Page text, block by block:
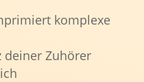
komplexe
deiner Zuhörer